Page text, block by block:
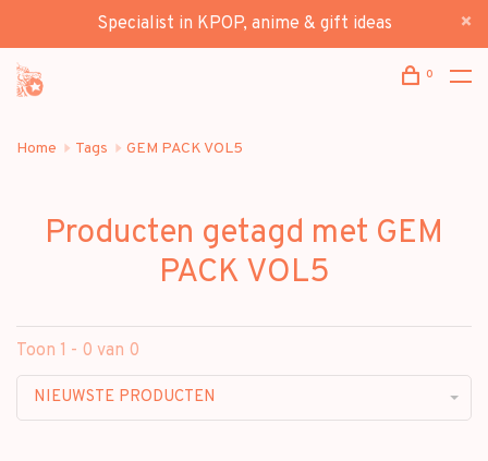
Specialist in KPOP, anime & gift ideas
0
Home Tags GEM PACK VOL5
Producten getagd met GEM
PACK VOL5
Toon 1 - 0 van 0
NIEUWSTE PRODUCTEN